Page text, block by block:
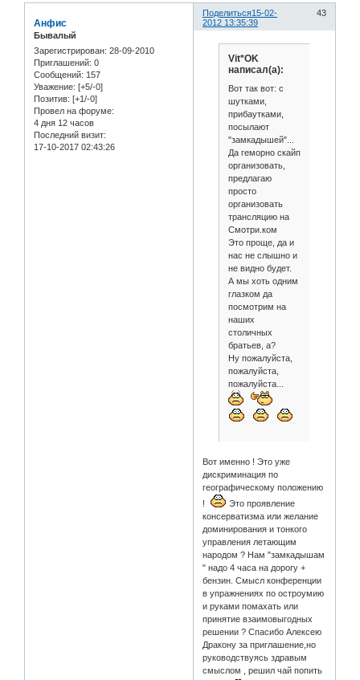
Поделиться 43
15-02-
2012 13:35:39
Анфис
Бывалый
Зарегистрирован: 28-09-2010
Приглашений: 0
Сообщений: 157
Уважение: [+5/-0]
Позитив: [+1/-0]
Провел на форуме:
4 дня 12 часов
Последний визит:
17-10-2017 02:43:26
Vit*OK
написал(а):
Вот так вот: с
шутками,
прибаутками,
посылают
"замкадышей"...
Да геморно скайп
организовать,
предлагаю
просто
организовать
трансляцию на
Смотри.ком
Это проще, да и
нас не слышно и
не видно будет.
А мы хоть одним
глазком да
посмотрим на
наших
столичных
братьев, а?
Ну пожалуйста,
пожалуйста,
пожалуйста...
Вот именно ! Это уже
дискриминация по
географическому положению
!
Это проявление
консерватизма или желание
доминирования и тонкого
управления летающим
народом ? Нам "замкадышам
" надо 4 часа на дорогу +
бензин. Смысл конференции
в упражнениях по остроумию
и руками помахать или
принятие взаимовыгодных
решении ? Спасибо Алексею
Дракону за приглашение,но
руководствуясь здравым
смыслом , решил чай попить